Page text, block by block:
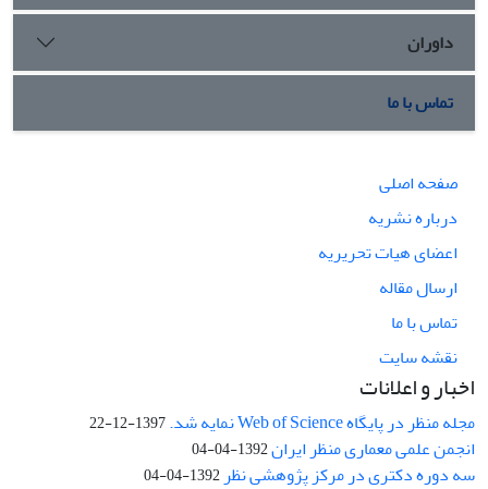
داوران
تماس با ما
صفحه اصلی
درباره نشریه
اعضای هیات تحریریه
ارسال مقاله
تماس با ما
نقشه سایت
اخبار و اعلانات
مجله منظر در پایگاه Web of Science نمایه شد. 1397-12-22
انجمن علمی معماری منظر ایران1392-04-04
سه دوره دکتری در مرکز پژوهشی نظر1392-04-04